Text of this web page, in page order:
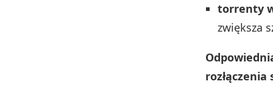
torrenty
zwiększa